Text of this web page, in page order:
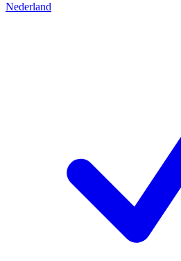
Nederland